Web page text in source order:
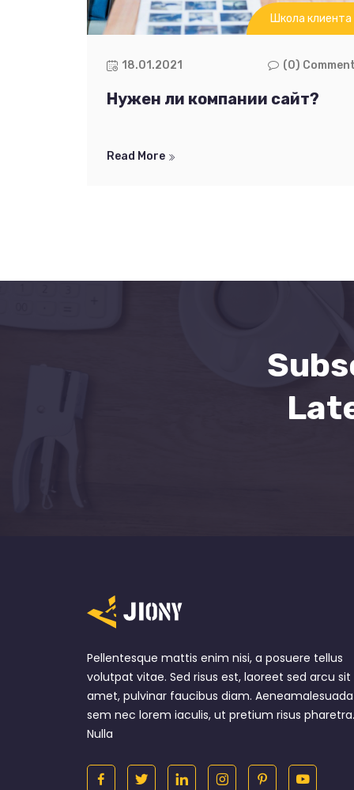
Школа клиента
18.01.2021 (0)
Нужен ли компании сайт?
Read More
Pellentesque mattis enim nisi, a posuere tellus
volutpat vitae. Sed risus est, laoreet sed arcu sit
amet, pulvinar faucibus diam. Aeneamalesuada
sem nec lorem iaculis, ut pretium risus pharetra.
Nulla